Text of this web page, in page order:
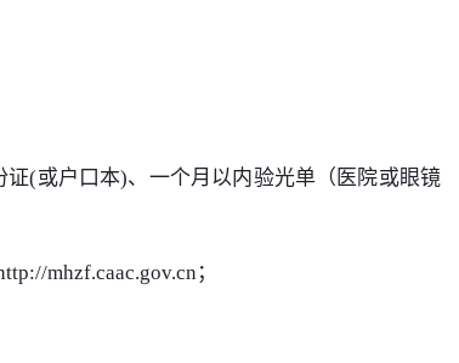
(或户口本)、一个月以内验光单（医院或眼镜
mhzf.caac.gov.cn；